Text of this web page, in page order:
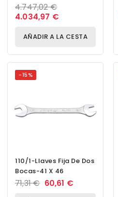
Mantenimiento De
Maquinaria Pesada Y...
4.747,02 €
4.034,97 €
AÑADIR A LA CESTA
-15%
110/1-Llaves Fija De Dos
Bocas-41 X 46
71,31 € 60,61 €